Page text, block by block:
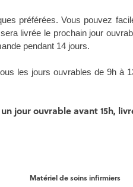
préférées. Vous pouvez
livrée le prochain jour
pendant 14 jours.
les jours ouvrables de 9h à
jour ouvrable avant 15h,
Matériel de soins infirmiers